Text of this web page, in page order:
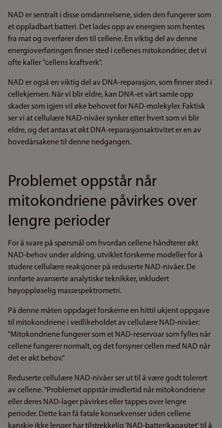
NAD er sentralt i disse omdannelsene, siden den fungerer som
et oppladbart batteri. Det lades opp av energien som hentes
fra mat og overfører den til cellene. En viktig del av denne
energioverføringen finner sted i cellenes mitokondrier, det vi
ofte kaller "cellens kraftverk".
NAD er også en viktig del av DNA-reparasjon, som finner sted i
cellekjernen. Når vi blir eldre, kan DNA-et vårt samle opp
skader som igjen vil øke behovet for NAD-molekyler. Faktisk
ser vi at cellulære NAD-nivåer synker etter hvert som vi blir
eldre, og det antas at økt DNA-reparasjonsaktivitet er en av
hovedårsakene til denne nedgangen.
Problemet oppstår når
mitokondriene påvirkes over
lengre perioder
For å svare på spørsmål om hvordan cellene håndterer økt
NAD-behov under aldring, utviklet forskerne modeller for å
studere cellulære reaksjoner på reduserte NAD-nivåer. De
innførte avanserte analytiske teknikker, inkludert
høyoppløselig massespektrometri.
På denne måten oppdaget forskerne en hittil ukjent oppgave
til mitokondriene i vedlikeholdet av cellulære NAD-nivåer:
"Mitokondriene fungerer som et NAD-reservoar som fylles når
cellene fungerer normalt, og det forsyner cellen med NAD når
det er økt behov."
Reduserte cellulære NAD-nivåer ser ut til å være godt tolerert
av cellene. "Problemet oppstår imidlertid når mitokondriene
eller deres NAD-lager påvirkes eller tappes over lengre
perioder. Dette kan få fatale konsekvenser siden cellene
kanskje ikke lenger har tilstrekkelig 'NAD-batterikapasitet' til å